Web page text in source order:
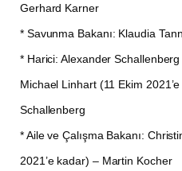
Gerhard Karner
* Savunma Bakanı: Klaudia
* Harici: Alexander
Michael Linhart (11 Ekim
Schallenberg
* Aile ve Çalışma Bakanı:
2021’e kadar) – Martin Kocher